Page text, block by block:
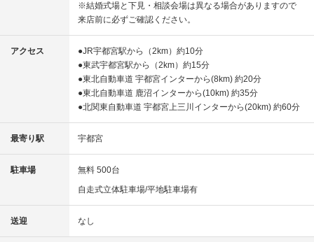
※結婚式場と下見・相談会場は異なる場合がありますので
来店前に必ずご確認ください。
アクセス
●JR宇都宮駅から（2km）約10分
●東武宇都宮駅から（2km）約15分
●東北自動車道 宇都宮インターから(8km) 約20分
●東北自動車道 鹿沼インターから(10km) 約35分
●北関東自動車道 宇都宮上三川インターから(20km) 約60分
最寄り駅 宇都宮
駐車場
無料 500台
自走式立体駐車場/平地駐車場有
送迎 なし